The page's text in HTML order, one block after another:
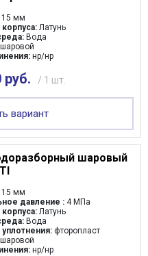
15 мм
Латунь
Вода
нр/нр
руб. / 1 шт.
вариант
шаровый
15 мм
давление : 4 МПа
Латунь
Вода
фторопласт
нр/нр